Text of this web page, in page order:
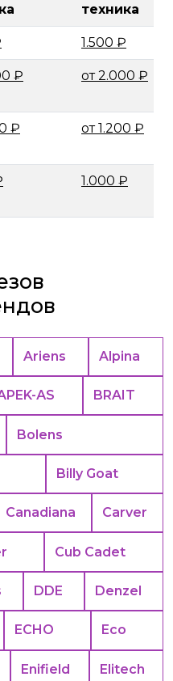
техника
1.500 ₽
₽ от 2.000 ₽
₽ от 1.200 ₽
1.000 ₽
Ariens Alpina
АS BRAIT
Bolens
Billy Goat
Canadiana Carver
Cub Cadet
DDE Denzel
ECHO Eco
Enifield Elitech